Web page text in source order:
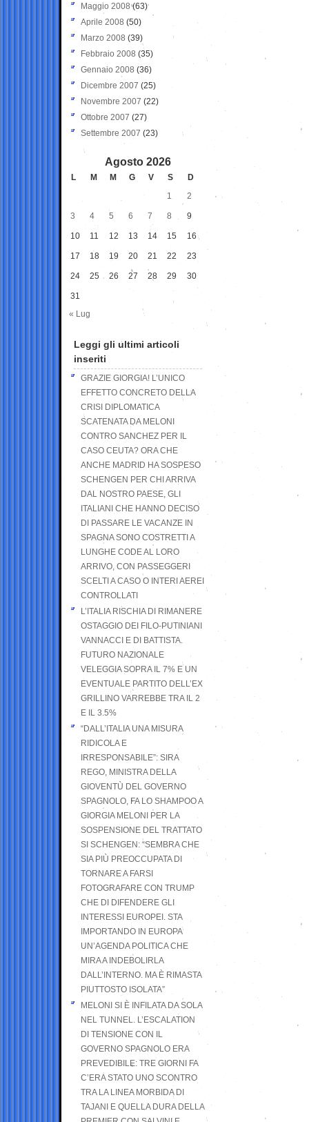
Maggio 2008(63)
Aprile 2008 (50)
Marzo 2008 (39)
Febbraio 2008 (35)
Gennaio 2008 (36)
Dicembre 2007 (25)
Novembre 2007 (22)
Ottobre 2007 (27)
Settembre 2007 (23)
Agosto 2026
L M M G V S
D
1
2
3 4 5 6 7 8 9
10 11 12 13 14 15 16
17 18 19 20 21 22 23
24 25 26 27 28 29 30
31
« Lug
Leggi gli ultimi articoli
inseriti
GRAZIE GIORGIA! L’UNICO
EFFETTO CONCRETO DELLA
CRISI DIPLOMATICA
SCATENATA DA MELONI
CONTRO SANCHEZ PER IL
CASO CEUTA? ORA CHE
ANCHE MADRID HA SOSPESO
SCHENGEN PER CHI ARRIVA
DAL NOSTRO PAESE, GLI
ITALIANI CHE HANNO DECISO
DI PASSARE LE VACANZE IN
SPAGNA SONO COSTRETTI A
LUNGHE CODE AL LORO
ARRIVO, CON PASSEGGERI
SCELTI A CASO O INTERI AEREI
CONTROLLATI
L’ITALIA RISCHIA DI RIMANERE
OSTAGGIO DEI FILO-PUTINIANI
VANNACCI E DI BATTISTA.
FUTURO NAZIONALE
VELEGGIA SOPRA IL 7% E UN
EVENTUALE PARTITO DELL’EX
GRILLINO VARREBBE TRA IL 2
E IL 3.5%
“DALL’ITALIA UNA MISURA
RIDICOLA E
IRRESPONSABILE”: SIRA
REGO, MINISTRA DELLA
GIOVENTÙ DEL GOVERNO
SPAGNOLO, FA LO SHAMPOO A
GIORGIA MELONI PER LA
SOSPENSIONE DEL TRATTATO
SI SCHENGEN: “SEMBRA CHE
SIA PIÙ PREOCCUPATA DI
TORNARE A FARSI
FOTOGRAFARE CON TRUMP
CHE DI DIFENDERE GLI
INTERESSI EUROPEI. STA
IMPORTANDO IN EUROPA
UN’AGENDA POLITICA CHE
MIRA A INDEBOLIRLA
DALL’INTERNO. MA È RIMASTA
PIUTTOSTO ISOLATA”
MELONI SI È INFILATA DA SOLA
NEL TUNNEL. L’ESCALATION
DI TENSIONE CON IL
GOVERNO SPAGNOLO ERA
PREVEDIBILE: TRE GIORNI FA
C’ERA STATO UNO SCONTRO
TRA LA LINEA MORBIDA DI
TAJANI E QUELLA DURA DELLA